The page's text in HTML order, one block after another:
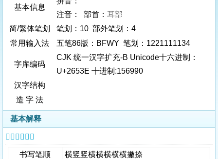
基本信息
注音： 部首： 耳部
简/繁体笔划
笔划：10 部外笔划：4
常用输入法
五笔86版：BFWY 笔划：1221111134
字库编码
CJK 统一汉字扩充-B Unicode十六进制：
U+2653E 十进制:156990
汉字结构
造 字 法
基本解释
𦔾字基本信息
书写笔顺 横竖竖横横横横横撇捺